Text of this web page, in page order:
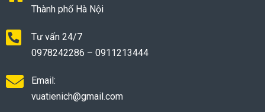
Thành phố Hà Nội
Tư vấn 24/7
0978242286 – 0911213444
Email:
vuatienich@gmail.com